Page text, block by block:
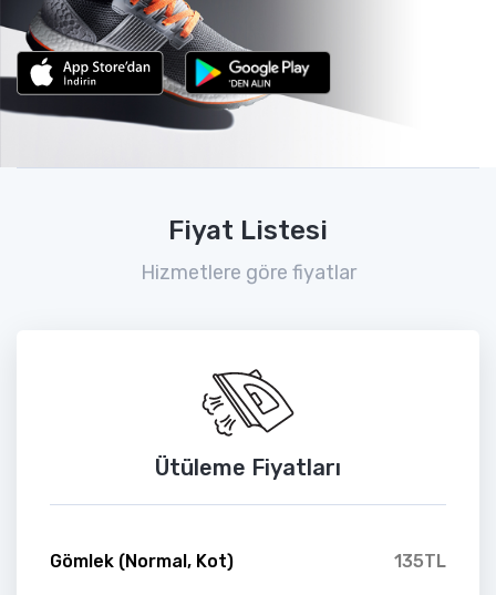
Fiyat Listesi
Hizmetlere göre fiyatlar
Ütüleme Fiyatları
Gömlek (Normal, Kot) 135TL